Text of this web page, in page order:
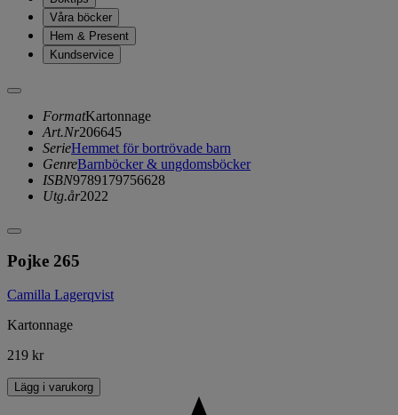
Våra böcker
Hem & Present
Kundservice
FormatKartonnage
Art.Nr206645
SerieHemmet för bortrövade barn
GenreBarnböcker & ungdomsböcker
ISBN9789179756628
Utg.år2022
Pojke 265
Camilla Lagerqvist
Kartonnage
219 kr
Lägg i varukorg